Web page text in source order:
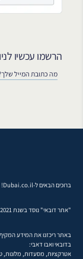
הרשמו עכשיו
ברוכים הבאים ל-Dubai.co.il!
"אתר דובאי" נוסד בשנת 2021, מספר חודשים לאחר חתימה על הסכם אברהם.
באתר ריכזנו את המידע
בדובאי ואבו דאבי:
אטרקציות, מסעדות, מלונות,